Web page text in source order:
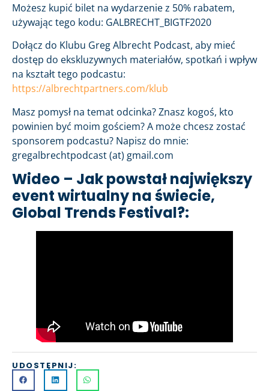
Możesz kupić bilet na wydarzenie z 50% rabatem,
używając tego kodu: GALBRECHT_BIGTF2020
Dołącz do Klubu Greg Albrecht Podcast, aby mieć
dostęp do ekskluzywnych materiałów, spotkań i wpływ
na kształt tego podcastu:
https://albrechtpartners.com/klub
Masz pomysł na temat odcinka? Znasz kogoś, kto
powinien być moim gościem? A może chcesz zostać
sponsorem podcastu? Napisz do mnie:
gregalbrechtpodcast (at) gmail.com
Wideo – Jak powstał największy
event wirtualny na świecie,
Global Trends Festival?:
UDOSTĘPNIJ: